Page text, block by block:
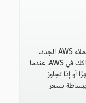
لا تتوفر عروض الطبقة المجانية هذه إلا لعملاء AWS الجدد،
وهي متاحة لمدة 12 شهرًا بعد تاريخ اشتراكك في AWS. عندما
الاستخدام المجاني لمدة 12 شهرًا أو إذا تجاوز
بسعر